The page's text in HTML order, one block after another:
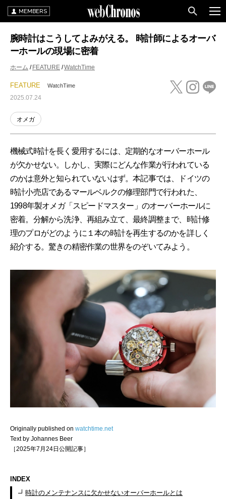
MEMBERS
腕時計はこうしてよみがえる。 時計師によるオーバ
ーホールの現場に密着
ホーム FEATURE WatchTime
FEATURE WatchTime
2025.07.24
オメガ
機械式時計を長く愛用するには、定期的なオーバーホール
が欠かせない。しかし、実際にどんな作業が行われている
のかは意外と知られていないはず。本記事では、ドイツの
時計小売店であるマールベルクの修理部門で行われた、
1998年製オメガ「スピードマスター」のオーバーホールに
密着。分解から洗浄、再組み立て、最終調整まで、時計修
理のプロがどのように１本の時計を再生するのかを詳しく
紹介する。驚きの精密作業の世界をのぞいてみよう。
Originally published on watchtime.net
Text by Johannes Beer
［2025年7月24日公開記事］
INDEX
時計のメンテナンスに欠かせないオーバーホールとは